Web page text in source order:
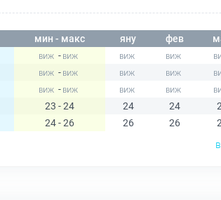
мин - макс яну фев
-
-
-
23 - 24 24 24
24 - 26 26 26